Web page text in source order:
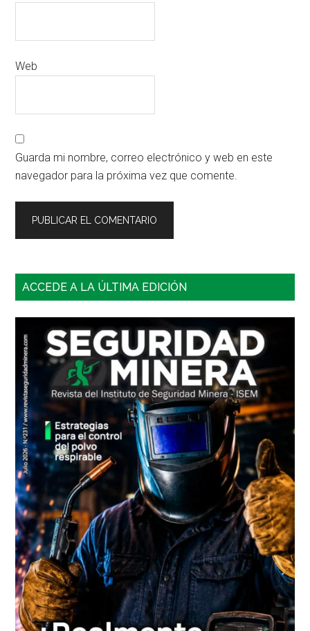
Web
Guarda mi nombre, correo electrónico y web en este
navegador para la próxima vez que comente.
Barra
principal
ACCEDE A LA ÚLTIMA EDICIÓN